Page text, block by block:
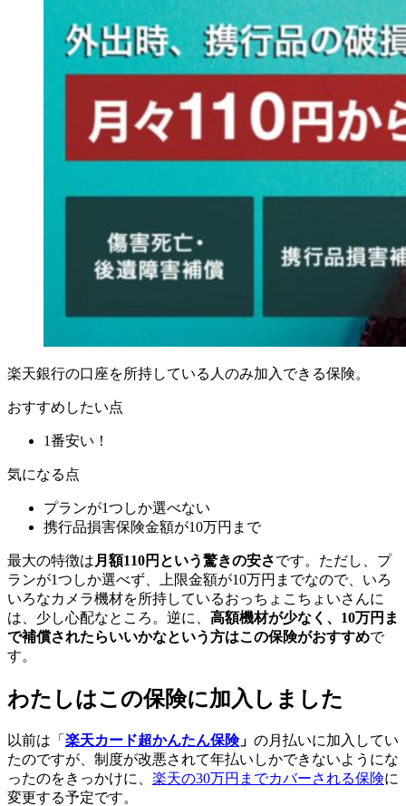
楽天銀行の口座を所持している人のみ加入できる保険。
おすすめしたい点
1番安い！
気になる点
プランが1つしか選べない
携行品損害保険金額が10万円まで
最大の特徴は 月額110円という驚きの安さです。ただし、プ
ランが1つしか選べず、上限金額が10万円までなので、いろ
いろなカメラ機材を所持しているおっちょこちょいさんに
は、少し心配なところ。逆に、 高額機材が少なく、10万円ま
で補償されたらいいかなという方はこの保険がおすすめで
す。
わたしはこの保険に加入しました
以前は「 楽天カード超かんたん保険」 の月払いに加入してい
たのですが、制度が改悪されて年払いしかできないようにな
ったのをきっかけに、 楽天の30万円までカバーされる保険に
変更する予定です。